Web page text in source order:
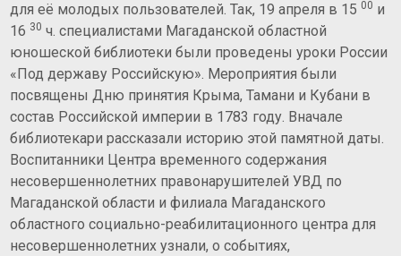
для её молодых пользователей. Так, 19 апреля в 15 00 и
16 30 ч. специалистами Магаданской областной
юношеской библиотеки были проведены уроки России
«Под державу Российскую». Мероприятия были
посвящены Дню принятия Крыма, Тамани и Кубани в
состав Российской империи в 1783 году. Вначале
библиотекари рассказали историю этой памятной даты.
Воспитанники Центра временного содержания
несовершеннолетних правонарушителей УВД по
Магаданской области и филиала Магаданского
областного социально-реабилитационного центра для
несовершеннолетних узнали, о событиях,